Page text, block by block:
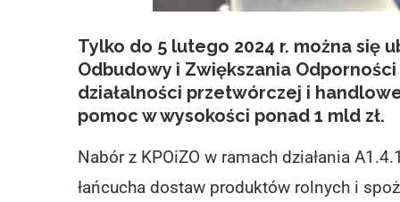
Tylko do 5 lutego 2024 r. można się
Odbudowy i Zwiększania
działalności przetwórczej i
pomoc w wysokości ponad 1 mld zł.
Nabór z KPOiZO w ramach działania
łańcucha dostaw produktów rolnych i